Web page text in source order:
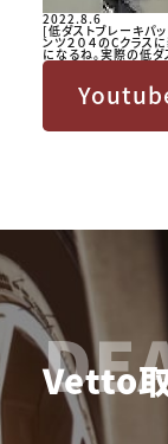
2022.8.6
[低ダストブレーキパ
ンツ２０４のCクラス
になるね。実際の低ダ
Vetto